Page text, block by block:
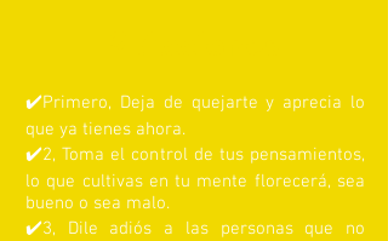
✔️Primero, Deja de quejarte y aprecia lo
que ya tienes ahora.
✔️2, Toma el control de tus pensamientos,
lo que cultivas en tu mente florecerá, sea
bueno o sea malo.
✔️3, Dile adiós a las personas que no